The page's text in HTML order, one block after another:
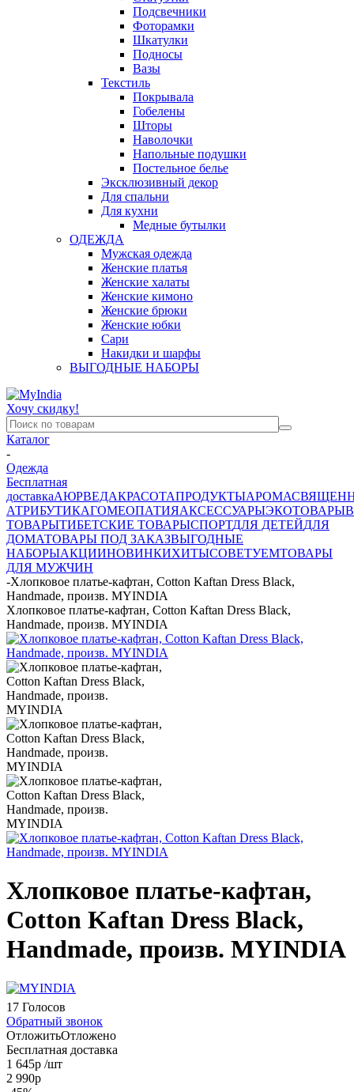
Подсвечники
Фоторамки
Шкатулки
Подносы
Вазы
Текстиль
Покрывала
Гобелены
Шторы
Наволочки
Напольные подушки
Постельное белье
Эксклюзивный декор
Для спальни
Для кухни
Медные бутылки
ОДЕЖДА
Мужская одежда
Женские платья
Женские халаты
Женские кимоно
Женские брюки
Женские юбки
Сари
Накидки и шарфы
ВЫГОДНЫЕ НАБОРЫ
Хочу скидку!
Каталог
-
Одежда
Бесплатная
доставкаАЮРВЕДАКРАСОТАПРОДУКТЫАРОМА
АТРИБУТИКАГОМЕОПАТИЯАКСЕССУАРЫЭКОТОВАРЫ
ТОВАРЫТИБЕТСКИЕ ТОВАРЫСПОРТДЛЯ ДЕТЕЙДЛЯ
ДОМАТОВАРЫ ПОД ЗАКАЗВЫГОДНЫЕ
НАБОРЫАКЦИИНОВИНКИХИТЫСОВЕТУЕМТОВАРЫ
ДЛЯ МУЖЧИН
-Хлопковое платье-кафтан, Cotton Kaftan Dress Black,
Handmade, произв. MYINDIA
Хлопковое платье-кафтан, Cotton Kaftan Dress Black,
Handmade, произв. MYINDIA
Хлопковое платье-кафтан,
Cotton Kaftan Dress Black,
Handmade, произв. MYINDIA
17 Голосов
Обратный звонок
ОтложитьОтложено
Бесплатная доставка
1 645р /шт
2 990р